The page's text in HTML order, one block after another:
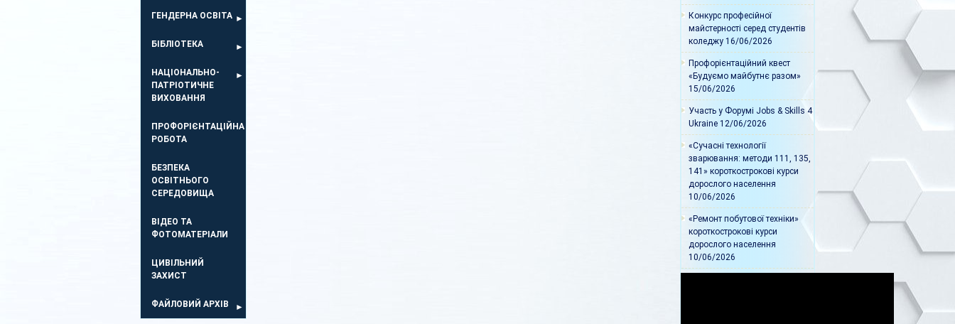
ГЕНДЕРНА ОСВІТА
БІБЛІОТЕКА
НАЦІОНАЛЬНО-
ПАТРІОТИЧНЕ
ВИХОВАННЯ
ПРОФОРІЄНТАЦІЙНА
РОБОТА
БЕЗПЕКА
ОСВIТНЬОГО
СЕРЕДОВИЩА
ВІДЕО ТА
ФОТОМАТЕРІАЛИ
ЦИВІЛЬНИЙ
ЗАХИСТ
ФАЙЛОВИЙ АРХІВ
Конкурс професійної
майстерності серед студентів
коледжу 16/06/2026
Профорієнтаційний квест
«Будуємо майбутнє разом»
15/06/2026
Участь у Форумі Jobs & Skills 4
Ukraine 12/06/2026
«Сучасні технології
зварювання: методи 111, 135,
141» короткострокові курси
дорослого населення
10/06/2026
«Ремонт побутової техніки»
короткострокові курси
дорослого населення
10/06/2026